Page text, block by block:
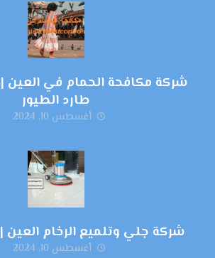
طارد الطيور
أغسطس 10, 2024
شركة جلي وتلميع الرخام العين |0545307678
أغسطس 10, 2024